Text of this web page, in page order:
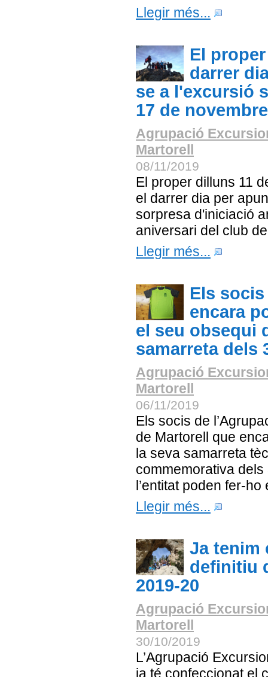
Llegir més...
El
darrer
se a l'excursió
17 de novembre
Agrupació
Martorell
08/11/2019
El proper dilluns 11
el darrer dia per
sorpresa d'iniciació
aniversari del club
Llegir més...
Els socis
encara
el seu obsequi
samarreta dels
Agrupació
Martorell
06/11/2019
Els socis de
de Martorell que
la seva samarreta
commemorativa
l’entitat poden fer-
Llegir més...
Ja tenim
definitiu
2019-20
Agrupació
Martorell
30/10/2019
L’Agrupació
ja té confeccionat el